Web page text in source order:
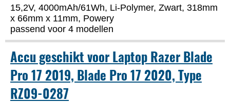
15,2V, 4000mAh/61Wh, Li-Polymer, Zwart, 318mm
x 66mm x 11mm, Powery
passend voor 4 modellen
Accu geschikt voor Laptop Razer Blade
Pro 17 2019, Blade Pro 17 2020, Type
RZ09-0287